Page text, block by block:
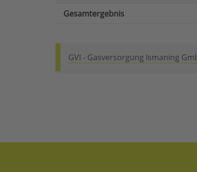
Gesamtergebnis
GVI - Gasversorgung Ismaning